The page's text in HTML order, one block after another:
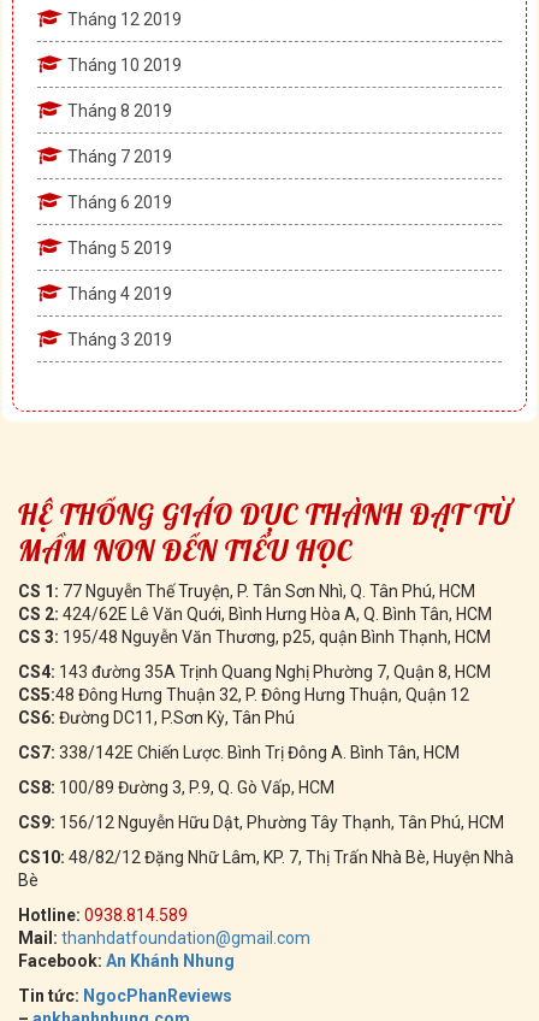
Tháng 12 2019
Tháng 10 2019
Tháng 8 2019
Tháng 7 2019
Tháng 6 2019
Tháng 5 2019
Tháng 4 2019
Tháng 3 2019
HỆ THỐNG GIÁO DỤC THÀNH ĐẠT TỪ
MẦM NON ĐẾN TIỂU HỌC
CS 1: 77 Nguyễn Thế Truyện, P. Tân Sơn Nhì, Q. Tân Phú, HCM
CS 2: 424/62E Lê Văn Quới, Bình Hưng Hòa A, Q. Bình Tân, HCM
CS 3: 195/48 Nguyễn Văn Thương, p25, quận Bình Thạnh, HCM
CS4: 143 đường 35A Trịnh Quang Nghị Phường 7, Quận 8, HCM
CS5:48 Đông Hưng Thuận 32, P. Đông Hưng Thuận, Quận 12
CS6: Đường DC11, P.Sơn Kỳ, Tân Phú
CS7: 338/142E Chiến Lược. Bình Trị Đông A. Bình Tân, HCM
CS8: 100/89 Đường 3, P.9, Q. Gò Vấp, HCM
CS9: 156/12 Nguyễn Hữu Dật, Phường Tây Thạnh, Tân Phú, HCM
CS10: 48/82/12 Đặng Nhữ Lâm, KP. 7, Thị Trấn Nhà Bè, Huyện Nhà
Bè
Hotline: 0938.814.589
Mail: thanhdatfoundation@gmail.com
Facebook: An Khánh Nhung
Tin tức: NgocPhanReviews